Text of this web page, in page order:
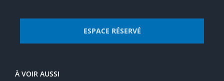
ESPACE RÉSERVÉ
À VOIR AUSSI